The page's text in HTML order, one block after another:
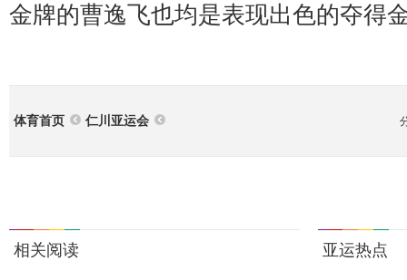
金牌的曹逸飞也均是表现出色的夺得
体育首页 仁川亚运会
相关阅读 亚运热点